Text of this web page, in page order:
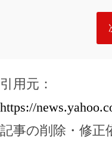
引用元：
https://
記事の削除・修正